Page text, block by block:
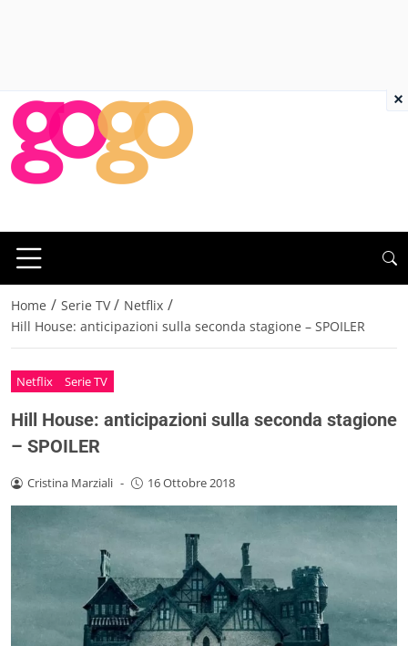
Home / Serie TV / Netflix /
Hill House: anticipazioni sulla seconda stagione – SPOILER
Netflix Serie TV
Hill House: anticipazioni sulla seconda stagione
– SPOILER
Cristina Marziali - 16 Ottobre 2018
×